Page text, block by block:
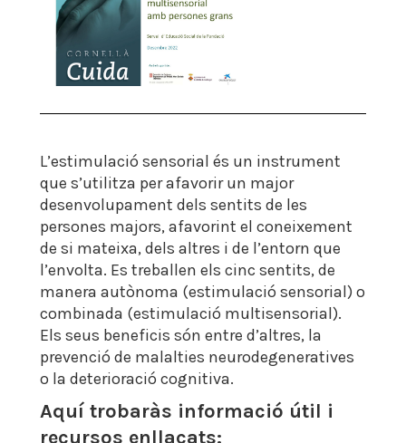
L’estimulació sensorial és un instrument
que s’utilitza per afavorir un major
desenvolupament dels sentits de les
persones majors, afavorint el coneixement
de si mateixa, dels altres i de l’entorn que
l’envolta. Es treballen els cinc sentits, de
manera autònoma (estimulació sensorial) o
combinada (estimulació multisensorial).
Els seus beneficis són entre d’altres, la
prevenció de malalties neurodegeneratives
o la deterioració cognitiva.
Aquí trobaràs informació útil i
recursos enllaçats: